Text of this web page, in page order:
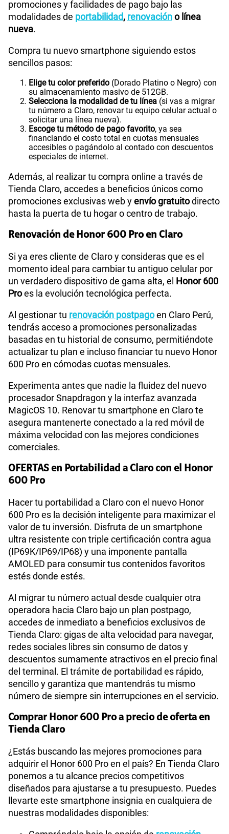
promociones y facilidades de pago bajo las
modalidades de portabilidad, renovacióno línea
nueva.
Compra tu nuevo smartphone siguiendo estos
sencillos pasos:
Elige tu color preferido (Dorado Platino o Negro) con
su almacenamiento masivo de 512GB.
Selecciona la modalidad de tu línea (si vas a migrar
tu número a Claro, renovar tu equipo celular actual o
solicitar una línea nueva).
Escoge tu método de pago favorito, ya sea
financiando el costo total en cuotas mensuales
accesibles o pagándolo al contado con descuentos
especiales de internet.
Además, al realizar tu compra online a través de
Tienda Claro, accedes a beneficios únicos como
promociones exclusivas web yenvío gratuitodirecto
hasta la puerta de tu hogar o centro de trabajo.
Renovación de Honor 600 Pro en Claro
Si ya eres cliente de Claro y consideras que es el
momento ideal para cambiar tu antiguo celular por
un verdadero dispositivo de gama alta, el Honor 600
Proes la evolución tecnológica perfecta.
Al gestionar tu renovación postpagoen Claro Perú,
tendrás acceso a promociones personalizadas
basadas en tu historial de consumo, permitiéndote
actualizar tu plan e incluso financiar tu nuevo Honor
600 Pro en cómodas cuotas mensuales.
Experimenta antes que nadie la fluidez del nuevo
procesador Snapdragon y la interfaz avanzada
MagicOS 10. Renovar tu smartphone en Claro te
asegura mantenerte conectado a la red móvil de
máxima velocidad con las mejores condiciones
comerciales.
OFERTAS en Portabilidad a Claro con el Honor
600 Pro
Hacer tu portabilidad a Claro con el nuevo Honor
600 Pro es la decisión inteligente para maximizar el
valor de tu inversión. Disfruta de un smartphone
ultra resistente con triple certificación contra agua
(IP69K/IP69/IP68) y una imponente pantalla
AMOLED para consumir tus contenidos favoritos
estés donde estés.
Al migrar tu número actual desde cualquier otra
operadora hacia Claro bajo un plan postpago,
accedes de inmediato a beneficios exclusivos de
Tienda Claro: gigas de alta velocidad para navegar,
redes sociales libres sin consumo de datos y
descuentos sumamente atractivos en el precio final
del terminal. El trámite de portabilidad es rápido,
sencillo y garantiza que mantendrás tu mismo
número de siempre sin interrupciones en el servicio.
Comprar Honor 600 Pro a precio de oferta en
Tienda Claro
¿Estás buscando las mejores promociones para
adquirir el Honor 600 Pro en el país? En Tienda Claro
ponemos a tu alcance precios competitivos
diseñados para ajustarse a tu presupuesto. Puedes
llevarte este smartphone insignia en cualquiera de
nuestras modalidades disponibles: